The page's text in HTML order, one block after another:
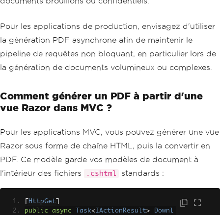
return
File(pdf.BinaryData,
"a
pplication/pdf"
"monthly-report.pd
f"
}
}
Pour les applications de production, envisagez d'utiliser
la génération PDF asynchrone afin de maintenir le
pipeline de requêtes non bloquant, en particulier lors de
la génération de documents volumineux ou complexes.
Comment générer un PDF à partir d'une
vue Razor dans MVC ?
Pour les applications MVC, vous pouvez générer une vue
Razor sous forme de chaîne HTML, puis la convertir en
PDF. Ce modèle garde vos modèles de document à
l'intérieur des fichiers
.cshtml standards :
HttpGet
public
async Task<IActionResult>
Downl